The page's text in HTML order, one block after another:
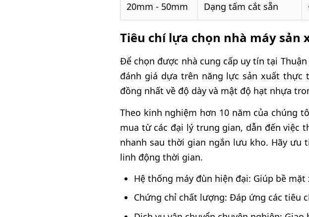
20mm - 50mm Dạng tấm cắt sẵn
Tiêu chí lựa chọn nhà máy sản
Để chọn được nhà cung cấp uy tín tại
đánh giá dựa trên năng lực sản xuất thực
đồng nhất về độ dày và mật độ hạt nhựa
Theo kinh nghiệm hơn 10 năm của chúng
mua từ các đại lý trung gian, dẫn đến việc
nhanh sau thời gian ngắn lưu kho. Hãy ưu
linh động thời gian.
Hệ thống máy đùn hiện đại: Giúp bề
Chứng chỉ chất lượng: Đáp ứng các tiêu